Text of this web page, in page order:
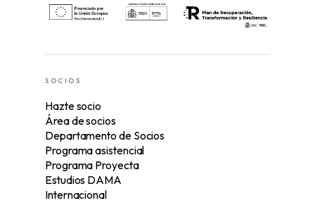
SOCIOS
Hazte socio
Área de socios
Departamento de Socios
Programa asistencial
Programa Proyecta
Estudios DAMA
Internacional